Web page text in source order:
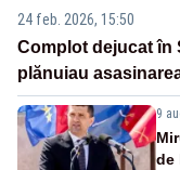
24 feb. 2026, 15:50
Complot dejucat în
plănuiau
9
de